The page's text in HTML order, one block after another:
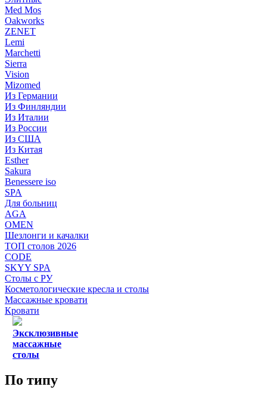
Med Mos
Oakworks
ZENET
Lemi
Marchetti
Sierra
Vision
Mizomed
Из Германии
Из Финляндии
Из Италии
Из России
Из США
Из Китая
Esther
Sakura
Benessere iso
SPA
Для больниц
AGA
OMEN
Шезлонги и качалки
ТОП столов 2026
CODE
SKYY SPA
Столы с РУ
Косметологические кресла и столы
Массажные кровати
Кровати
Эксклюзивные
массажные
столы
По типу